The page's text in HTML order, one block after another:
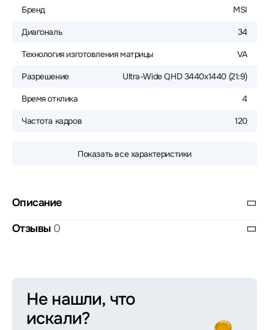
Бренд MSI
Диагональ 34
Технология изготовления матрицы VA
Разрешение Ultra-Wide QHD 3440x1440 (21:9)
Время отклика 4
Частота кадров 120
Показать все характеристики
Описание
Отзывы 0
Не нашли, что
искали?